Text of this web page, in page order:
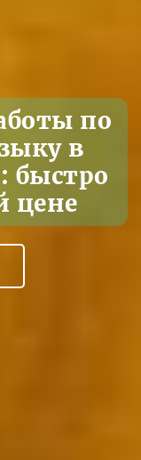
по
в
быстро
цене